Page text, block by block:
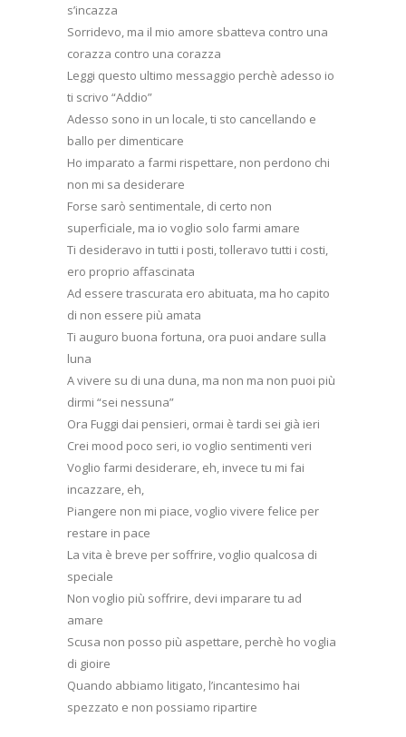
s’incazza
Sorridevo, ma il mio amore sbatteva contro una
corazza contro una corazza
Leggi questo ultimo messaggio perchè adesso io
ti scrivo “Addio”
Adesso sono in un locale, ti sto cancellando e
ballo per dimenticare
Ho imparato a farmi rispettare, non perdono chi
non mi sa desiderare
Forse sarò sentimentale, di certo non
superficiale, ma io voglio solo farmi amare
Ti desideravo in tutti i posti, tolleravo tutti i costi,
ero proprio affascinata
Ad essere trascurata ero abituata, ma ho capito
di non essere più amata
Ti auguro buona fortuna, ora puoi andare sulla
luna
A vivere su di una duna, ma non ma non puoi più
dirmi “sei nessuna”
Ora Fuggi dai pensieri, ormai è tardi sei già ieri
Crei mood poco seri, io voglio sentimenti veri
Voglio farmi desiderare, eh, invece tu mi fai
incazzare, eh,
Piangere non mi piace, voglio vivere felice per
restare in pace
La vita è breve per soffrire, voglio qualcosa di
speciale
Non voglio più soffrire, devi imparare tu ad
amare
Scusa non posso più aspettare, perchè ho voglia
di gioire
Quando abbiamo litigato, l’incantesimo hai
spezzato e non possiamo ripartire